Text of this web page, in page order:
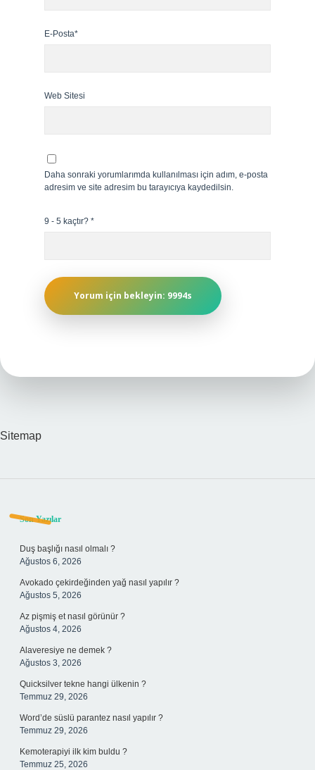
E-Posta*
Web Sitesi
Daha sonraki yorumlarımda kullanılması için adım, e-posta
adresim ve site adresim bu tarayıcıya kaydedilsin.
9 - 5 kaçtır? *
Sitemap
Sidebar
Son Yazılar
Duş başlığı nasıl olmalı ?
Ağustos 6, 2026
Avokado çekirdeğinden yağ nasıl yapılır ?
Ağustos 5, 2026
Az pişmiş et nasıl görünür ?
Ağustos 4, 2026
Alaveresiye ne demek ?
Ağustos 3, 2026
Quicksilver tekne hangi ülkenin ?
Temmuz 29, 2026
Word’de süslü parantez nasıl yapılır ?
Temmuz 29, 2026
Kemoterapiyi ilk kim buldu ?
Temmuz 25, 2026